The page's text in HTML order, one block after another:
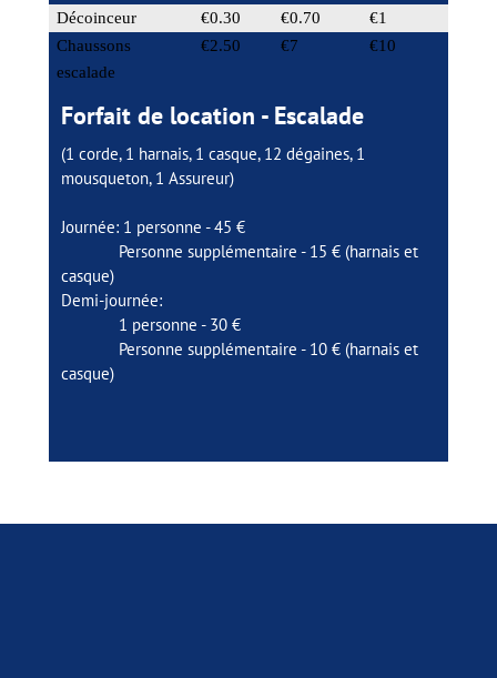
Décoinceur
€0.30 €0.70
€1
Chaussons
escalade
€2.50 €7 €10
Forfait de location - Escalade
(1 corde, 1 harnais, 1 casque, 12 dégaines, 1
mousqueton, 1 Assureur)
Journée: 1 personne - 45 €
Personne supplémentaire - 15 € (harnais et
casque)
Demi-journée:
1 personne - 30 €
Personne supplémentaire - 10 € (harnais et
casque)